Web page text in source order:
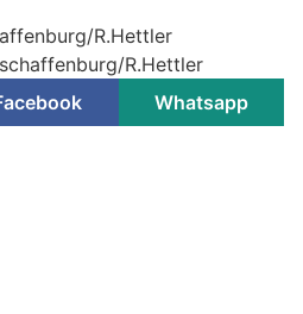
R.Hettler
R.Hettler
Whatsapp
Biss und Angriffe